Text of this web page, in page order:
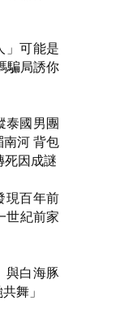
」可能是
騙局誘你
泰國男團
南河 背包
死因成謎
現百年前
世紀前家
白海豚
舞」